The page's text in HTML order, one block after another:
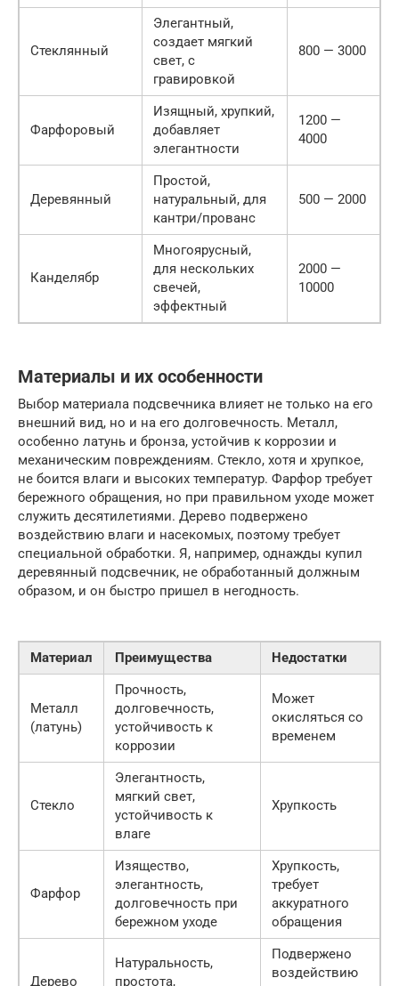
Стеклянный
Элегантный,
создает мягкий
свет, с
гравировкой
800 — 3000
Фарфоровый
Изящный, хрупкий,
добавляет
элегантности
1200 —
4000
Деревянный
Простой,
натуральный, для
кантри/прованс
500 — 2000
Канделябр
Многоярусный,
для нескольких
свечей,
эффектный
2000 —
10000
Материалы и их особенности
Выбор материала подсвечника влияет не только на его
внешний вид, но и на его долговечность. Металл,
особенно латунь и бронза, устойчив к коррозии и
механическим повреждениям. Стекло, хотя и хрупкое,
не боится влаги и высоких температур. Фарфор требует
бережного обращения, но при правильном уходе может
служить десятилетиями. Дерево подвержено
воздействию влаги и насекомых, поэтому требует
специальной обработки. Я, например, однажды купил
деревянный подсвечник, не обработанный должным
образом, и он быстро пришел в негодность.
Материал Преимущества Недостатки
Металл
(латунь)
Прочность,
долговечность,
устойчивость к
коррозии
Может
окисляться со
временем
Стекло
Элегантность,
мягкий свет,
устойчивость к
влаге
Хрупкость
Фарфор
Изящество,
элегантность,
долговечность при
бережном уходе
Хрупкость,
требует
аккуратного
обращения
Дерево
Натуральность,
простота,
Подвержено
воздействию